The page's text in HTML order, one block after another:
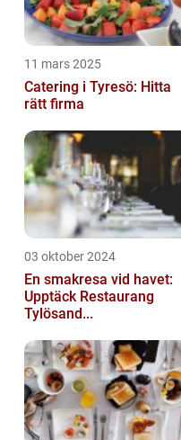
11 mars 2025
Catering i Tyresö: Hitta
rätt firma
03 oktober 2024
En smakresa vid havet:
Upptäck Restaurang
Tylösand...